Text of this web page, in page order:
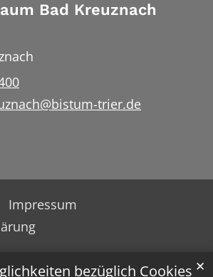
bezüglich Cookies ✕
Bad Kreuznach
trier.de
Impressum